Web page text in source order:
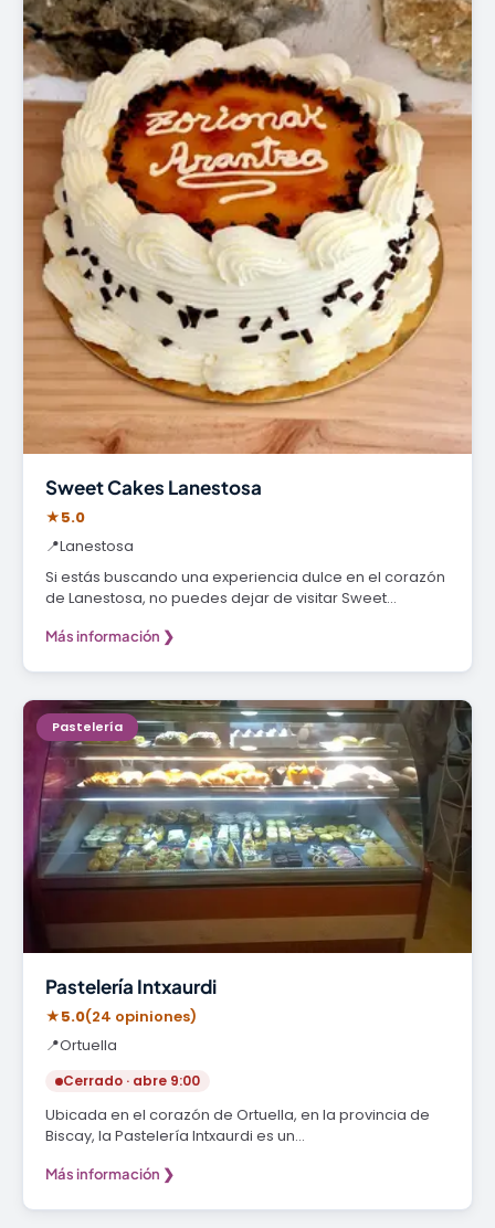
Sweet Cakes Lanestosa
★5.0
📍Lanestosa
Si estás buscando una experiencia dulce en el corazón
de Lanestosa, no puedes dejar de visitar Sweet…
Más información ❯
Pastelería
Pastelería Intxaurdi
★5.0(24 opiniones)
📍Ortuella
Cerrado · abre 9:00
Ubicada en el corazón de Ortuella, en la provincia de
Biscay, la Pastelería Intxaurdi es un…
Más información ❯